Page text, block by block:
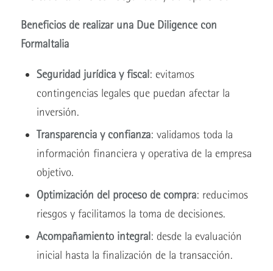
Beneficios de realizar una Due Diligence con
FormaItalia
Seguridad jurídica y fiscal : evitamos
contingencias legales que puedan afectar la
inversión.
Transparencia y confianza: validamos toda la
información financiera y operativa de la empresa
objetivo.
Optimización del proceso de compra: reducimos
riesgos y facilitamos la toma de decisiones.
Acompañamiento integral : desde la evaluación
inicial hasta la finalización de la transacción.